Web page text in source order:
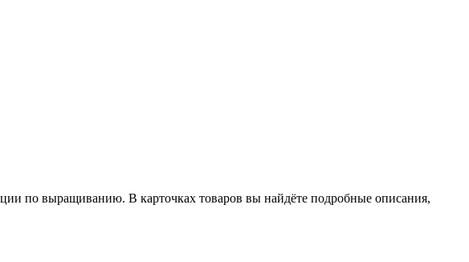
по выращиванию. В карточках товаров вы найдёте подробные описания,